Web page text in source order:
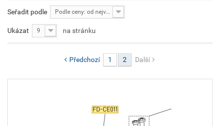
Seřadit podle Podle ceny: od nejvyšší
Ukázat 9 na stránku
Předchozí 1 2 Další